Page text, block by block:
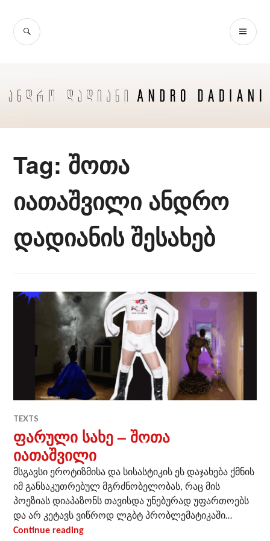
content
SEARCH
Tag: შოთა
იათაშვილი ანდრო
დადიანის შესახებ
TEXTS
ფარული სახე – შოთა
იათაშვილი
მსგავსი ეროტიზმისა და სისასტიკის ეს დაჯახება ქმნის
იმ განსაკუთრებულ მგრძნობელობას, რაც მის
პოეზიას დიაპაზონს თავისდა უნებურად უფართოებს
და არ კეტავს ვიწროდ ლგბტ პრობლემატიკაში…
Continue readingფარული სახე – შოთა იათაშვილი